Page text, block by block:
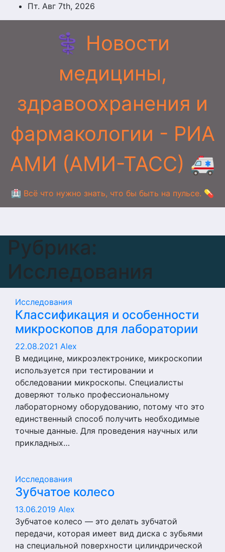
Перейти
к
Пт. Авг 7th, 2026
⚕️ Новости
медицины,
здравоохранения и
фармакологии - РИА
АМИ (АМИ-ТАСС) 🚑
🏥 Всё что нужно знать, что бы быть на пульсе. 💊
Рубрика:
Исследования
Исследования
Классификация и особенности
микроскопов для лаборатории
22.08.2021 Alex
В медицине, микроэлектронике, микроскопии
используется при тестировании и
обследовании микроскопы. Специалисты
доверяют только профессиональному
лабораторному оборудованию, потому что это
единственный способ получить необходимые
точные данные. Для проведения научных или
прикладных…
Исследования
Зубчатое колесо
13.06.2019 Alex
Зубчатое колесо — это делать зубчатой
передачи, которая имеет вид диска с зубьями
на специальной поверхности цилиндрической